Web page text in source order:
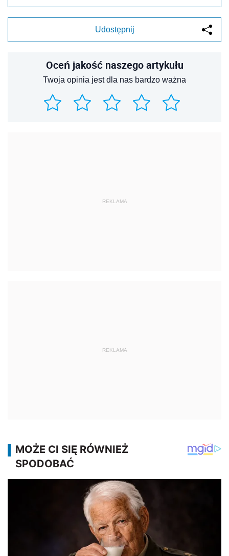
Udostępnij
Oceń jakość naszego artykułu
Twoja opinia jest dla nas bardzo ważna
REKLAMA
REKLAMA